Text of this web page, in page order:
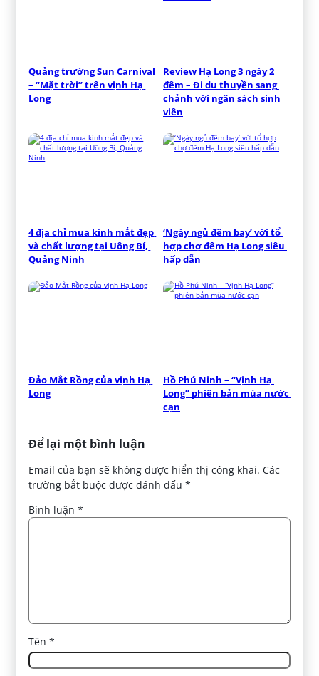
Quảng trường Sun Carnival
– “Mặt trời” trên vịnh Hạ
Long
Review Hạ Long 3 ngày 2
đêm – Đi du thuyền sang
chảnh với ngân sách sinh
viên
4 địa chỉ mua kính mắt đẹp
và chất lượng tại Uông Bí,
Quảng Ninh
‘Ngày ngủ đêm bay’ với tổ
hợp chợ đêm Hạ Long siêu
hấp dẫn
Đảo Mắt Rồng của vịnh Hạ
Long
Hồ Phú Ninh – “Vịnh Hạ
Long” phiên bản mùa nước
cạn
Để lại một bình luận
Email của bạn sẽ không được hiển thị công khai. Các
trường bắt buộc được đánh dấu*
Bình luận*
Tên*